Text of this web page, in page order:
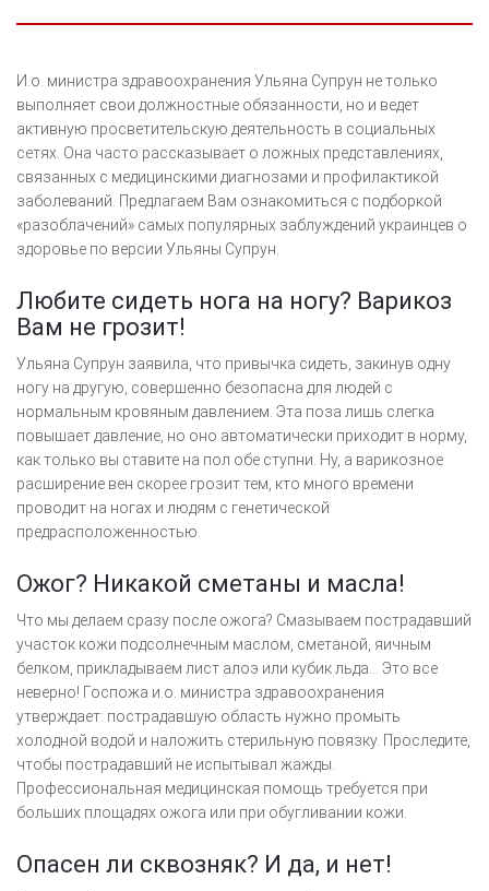
И.о. министра здравоохранения Ульяна Супрун не только
выполняет свои должностные обязанности, но и ведет
активную просветительскую деятельность в социальных
сетях. Она часто рассказывает о ложных представлениях,
связанных с медицинскими диагнозами и профилактикой
заболеваний. Предлагаем Вам ознакомиться с подборкой
«разоблачений» самых популярных заблуждений украинцев о
здоровье по версии Ульяны Супрун.
Любите сидеть нога на ногу? Варикоз
Вам не грозит!
Ульяна Супрун заявила, что привычка сидеть, закинув одну
ногу на другую, совершенно безопасна для людей с
нормальным кровяным давлением. Эта поза лишь слегка
повышает давление, но оно автоматически приходит в норму,
как только вы ставите на пол обе ступни. Ну, а варикозное
расширение вен скорее грозит тем, кто много времени
проводит на ногах и людям с генетической
предрасположенностью.
Ожог? Никакой сметаны и масла!
Что мы делаем сразу после ожога? Смазываем пострадавший
участок кожи подсолнечным маслом, сметаной, яичным
белком, прикладываем лист алоэ или кубик льда… Это все
неверно! Госпожа и.о. министра здравоохранения
утверждает: пострадавшую область нужно промыть
холодной водой и наложить стерильную повязку. Проследите,
чтобы пострадавший не испытывал жажды.
Профессиональная медицинская помощь требуется при
больших площадях ожога или при обугливании кожи.
Опасен ли сквозняк? И да, и нет!